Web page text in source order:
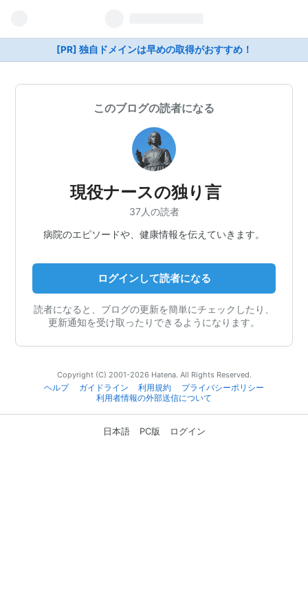
[PR] 独自ドメインは早めの取得がおすすめ！
このブログの読者になる
現役ナースの独り言
37人の読者
病院のエピソードや、健康情報を伝えていきます。
ログインして読者になる
読者になると、ブログの更新を簡単にチェックしたり、
更新通知を受け取ったりできるようになります。
Copyright (C) 2001-2026 Hatena. All Rights Reserved.
ヘルプ
ガイドライン 利用規約
プライバシーポリシー
利用者情報の外部送信について
日本語 PC版 ログイン